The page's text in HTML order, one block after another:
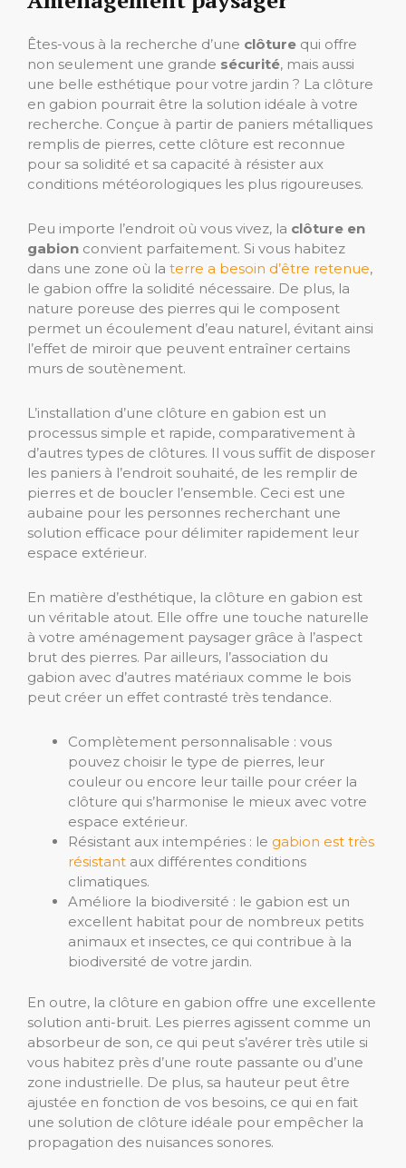
Êtes-vous à la recherche d’une clôture qui offre
non seulement une grande sécurité, mais aussi
une belle esthétique pour votre jardin ? La clôture
en gabion pourrait être la solution idéale à votre
recherche. Conçue à partir de paniers métalliques
remplis de pierres, cette clôture est reconnue
pour sa solidité et sa capacité à résister aux
conditions météorologiques les plus rigoureuses.
Peu importe l’endroit où vous vivez, la clôture en
gabion convient parfaitement. Si vous habitez
dans une zone où la terre a besoin d’être retenue,
le gabion offre la solidité nécessaire. De plus, la
nature poreuse des pierres qui le composent
permet un écoulement d’eau naturel, évitant ainsi
l’effet de miroir que peuvent entraîner certains
murs de soutènement.
L’installation d’une clôture en gabion est un
processus simple et rapide, comparativement à
d’autres types de clôtures. Il vous suffit de disposer
les paniers à l’endroit souhaité, de les remplir de
pierres et de boucler l’ensemble. Ceci est une
aubaine pour les personnes recherchant une
solution efficace pour délimiter rapidement leur
espace extérieur.
En matière d’esthétique, la clôture en gabion est
un véritable atout. Elle offre une touche naturelle
à votre aménagement paysager grâce à l’aspect
brut des pierres. Par ailleurs, l’association du
gabion avec d’autres matériaux comme le bois
peut créer un effet contrasté très tendance.
Complètement personnalisable : vous
pouvez choisir le type de pierres, leur
couleur ou encore leur taille pour créer la
clôture qui s’harmonise le mieux avec votre
espace extérieur.
Résistant aux intempéries : le gabion est très
résistant aux différentes conditions
climatiques.
Améliore la biodiversité : le gabion est un
excellent habitat pour de nombreux petits
animaux et insectes, ce qui contribue à la
biodiversité de votre jardin.
En outre, la clôture en gabion offre une excellente
solution anti-bruit. Les pierres agissent comme un
absorbeur de son, ce qui peut s’avérer très utile si
vous habitez près d’une route passante ou d’une
zone industrielle. De plus, sa hauteur peut être
ajustée en fonction de vos besoins, ce qui en fait
une solution de clôture idéale pour empêcher la
propagation des nuisances sonores.